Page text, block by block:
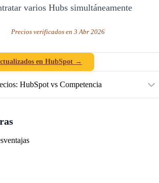
varios Hubs simultáneamente
Precios verificados en 3 Abr 2026
en HubSpot →
HubSpot vs Competencia